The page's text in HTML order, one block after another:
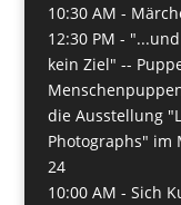
10:30 AM -
12:30 PM -
kein Ziel" --
die Ausstellung
Photographs" im
24
10:00 AM - Sich